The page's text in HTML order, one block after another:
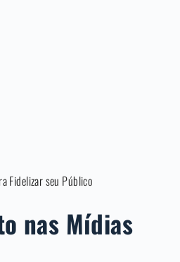
Fidelizar seu Público
nas Mídias